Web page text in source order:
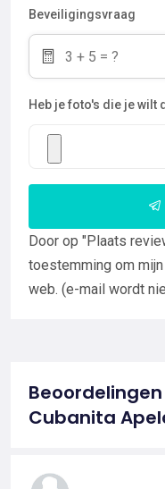
Beveiligingsvraag
Heb je foto's die je wilt
Door op "Plaats
toestemming om
web. (e-mail wordt
Cubanita